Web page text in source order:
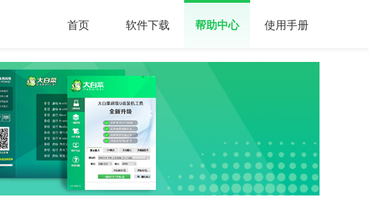
首页 软件下载 帮助中心 使用手册